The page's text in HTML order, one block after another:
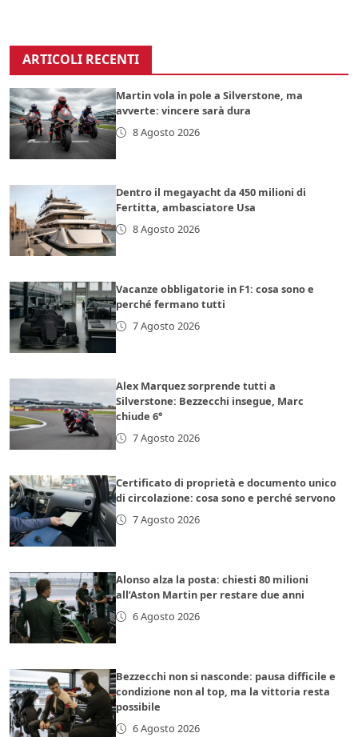
ARTICOLI RECENTI
Martin vola in pole a Silverstone, ma
avverte: vincere sarà dura
8 Agosto 2026
Dentro il megayacht da 450 milioni di
Fertitta, ambasciatore Usa
8 Agosto 2026
Vacanze obbligatorie in F1: cosa sono e
perché fermano tutti
7 Agosto 2026
Alex Marquez sorprende tutti a
Silverstone: Bezzecchi insegue, Marc
chiude 6°
7 Agosto 2026
Certificato di proprietà e documento unico
di circolazione: cosa sono e perché servono
7 Agosto 2026
Alonso alza la posta: chiesti 80 milioni
all’Aston Martin per restare due anni
6 Agosto 2026
Bezzecchi non si nasconde: pausa difficile e
condizione non al top, ma la vittoria resta
possibile
6 Agosto 2026